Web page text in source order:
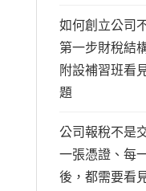
如何創立公司
第一步財稅結
附設補習班看
題
公司報稅不是
一張憑證、每
後，都需要看